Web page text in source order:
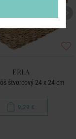
ERLA
štvorcový 24 x 24 cm
9,29 €